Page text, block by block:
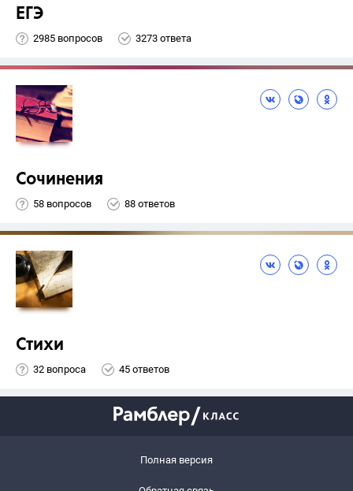
ЕГЭ
2985 вопросов 3273 ответа
Сочинения
58 вопросов 88 ответов
Стихи
32 вопроса 45 ответов
Полная версия